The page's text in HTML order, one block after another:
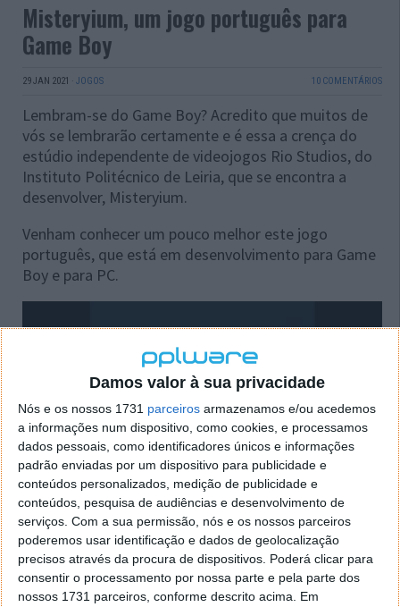
Damos valor à sua privacidade
Nós e os nossos 1731 parceiros armazenamos e/ou acedemos
a informações num dispositivo, como cookies, e processamos
dados pessoais, como identificadores únicos e informações
padrão enviadas por um dispositivo para publicidade e
conteúdos personalizados, medição de publicidade e
conteúdos, pesquisa de audiências e desenvolvimento de
serviços. Com a sua permissão, nós e os nossos parceiros
poderemos usar identificação e dados de geolocalização
precisos através da procura de dispositivos. Poderá clicar para
consentir o processamento por nossa parte e pela parte dos
nossos 1731 parceiros, conforme descrito acima. Em
Misteryium, um jogo português para
Game Boy
29 JAN 2021 · JOGOS 10 COMENTÁRIOS
Lembram-se do Game Boy? Acredito que muitos de
vós se lembrarão certamente e é essa a crença do
estúdio independente de videojogos Rio Studios, do
Instituto Politécnico de Leiria, que se encontra a
desenvolver, Misteryium.
Venham conhecer um pouco melhor este jogo
português, que está em desenvolvimento para Game
Boy e para PC.